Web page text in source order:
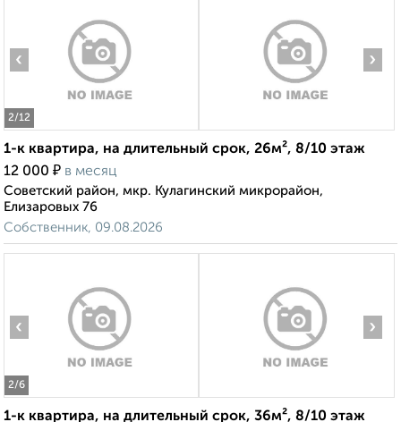
2/12
‹ ›
1-к квартира, на длительный срок, 26м², 8/10 этаж
12 000 ₽ в месяц
Советский район, мкр. Кулагинский микрорайон,
Елизаровых 76
Собственник, 09.08.2026
2/6
‹ ›
1-к квартира, на длительный срок, 36м², 8/10 этаж